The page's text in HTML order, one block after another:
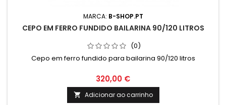
MARCA: B-SHOP.PT
CEPO EM FERRO FUNDIDO BAILARINA 90/120 LITROS
(0)
Cepo em ferro fundido para bailarina 90/120 litros
320,00 €
 Adicionar ao carrinho